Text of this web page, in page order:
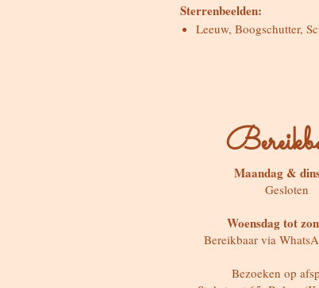
Sterrenbeelden:
Leeuw, Boogschutter,
Maandag &
Gesloten
Woensdag tot
Bereikbaar via
Bezoeken op